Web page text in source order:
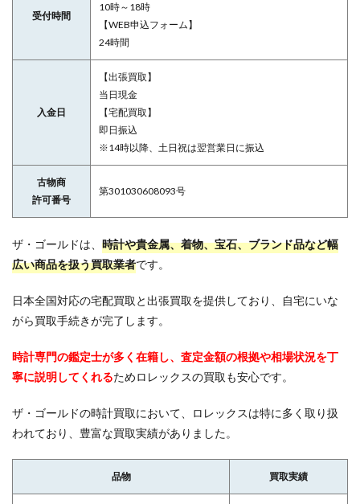
受付時間
10時～18時
【WEB申込フォーム】
24時間
入金日
【出張買取】
当日現金
【宅配買取】
即日振込
※14時以降、土日祝は翌営業日に振込
古物商
許可番号
第301030608093号
ザ・ゴールドは、 時計や貴金属、着物、宝石、ブランド品など幅
広い商品を扱う買取業者です。
日本全国対応の宅配買取と出張買取を提供しており、自宅にいな
がら買取手続きが完了します。
時計専門の鑑定士が多く在籍し、査定金額の根拠や相場状況を丁
寧に説明してくれるためロレックスの買取も安心です。
ザ・ゴールドの時計買取において、ロレックスは特に多く取り扱
われており、豊富な買取実績がありました。
品物 買取実績